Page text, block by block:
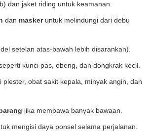
dan jaket riding untuk keamanan.
dan maskeruntuk melindungi dari debu
setelan atas-bawah lebih disarankan).
kunci pas, obeng, dan dongkrak kecil.
plester, obat sakit kepala, minyak angin, dan
jika membawa banyak bawaan.
mengisi daya ponsel selama perjalanan.